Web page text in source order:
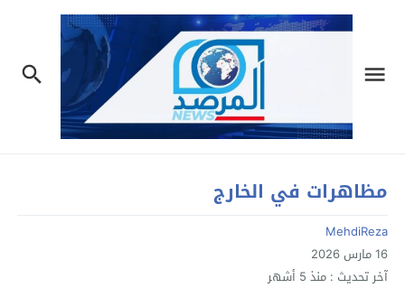
مظاهرات في الخارج
MehdiReza
16 مارس 2026
آخر تحديث : منذ 5 أشهر